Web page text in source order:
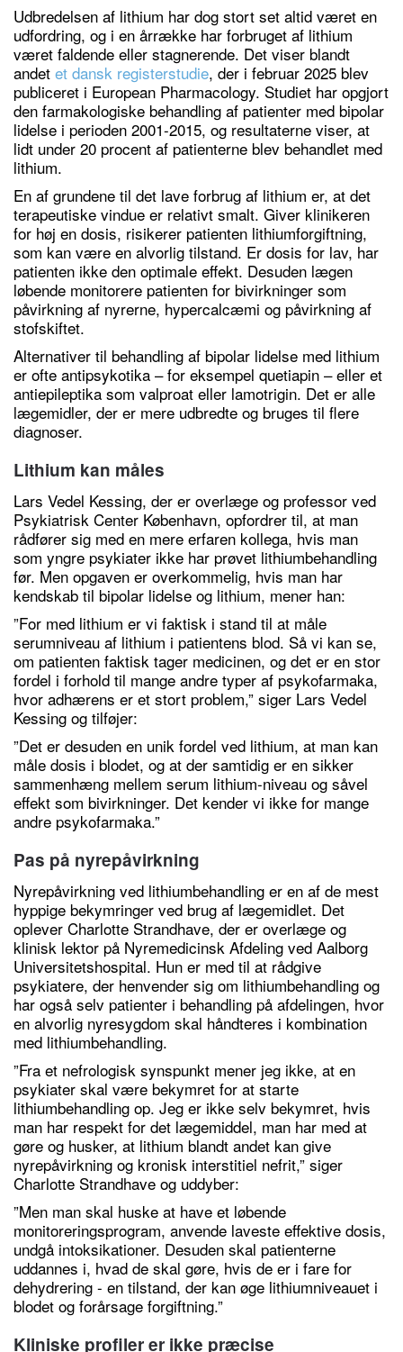
Udbredelsen af lithium har dog stort set altid været en
udfordring, og i en årrække har forbruget af lithium
været faldende eller stagnerende. Det viser blandt
andet et dansk registerstudie, der i februar 2025 blev
publiceret i European Pharmacology. Studiet har opgjort
den farmakologiske behandling af patienter med bipolar
lidelse i perioden 2001-2015, og resultaterne viser, at
lidt under 20 procent af patienterne blev behandlet med
lithium.
En af grundene til det lave forbrug af lithium er, at det
terapeutiske vindue er relativt smalt. Giver klinikeren
for høj en dosis, risikerer patienten lithiumforgiftning,
som kan være en alvorlig tilstand. Er dosis for lav, har
patienten ikke den optimale effekt. Desuden lægen
løbende monitorere patienten for bivirkninger som
påvirkning af nyrerne, hypercalcæmi og påvirkning af
stofskiftet.
Alternativer til behandling af bipolar lidelse med lithium
er ofte antipsykotika – for eksempel quetiapin – eller et
antiepileptika som valproat eller lamotrigin. Det er alle
lægemidler, der er mere udbredte og bruges til flere
diagnoser.
Lithium kan måles
Lars Vedel Kessing, der er overlæge og professor ved
Psykiatrisk Center København, opfordrer til, at man
rådfører sig med en mere erfaren kollega, hvis man
som yngre psykiater ikke har prøvet lithiumbehandling
før. Men opgaven er overkommelig, hvis man har
kendskab til bipolar lidelse og lithium, mener han:
”For med lithium er vi faktisk i stand til at måle
serumniveau af lithium i patientens blod. Så vi kan se,
om patienten faktisk tager medicinen, og det er en stor
fordel i forhold til mange andre typer af psykofarmaka,
hvor adhærens er et stort problem,” siger Lars Vedel
Kessing og tilføjer:
”Det er desuden en unik fordel ved lithium, at man kan
måle dosis i blodet, og at der samtidig er en sikker
sammenhæng mellem serum lithium-niveau og såvel
effekt som bivirkninger. Det kender vi ikke for mange
andre psykofarmaka.”
Pas på nyrepåvirkning
Nyrepåvirkning ved lithiumbehandling er en af de mest
hyppige bekymringer ved brug af lægemidlet. Det
oplever Charlotte Strandhave, der er overlæge og
klinisk lektor på Nyremedicinsk Afdeling ved Aalborg
Universitetshospital. Hun er med til at rådgive
psykiatere, der henvender sig om lithiumbehandling og
har også selv patienter i behandling på afdelingen, hvor
en alvorlig nyresygdom skal håndteres i kombination
med lithiumbehandling.
”Fra et nefrologisk synspunkt mener jeg ikke, at en
psykiater skal være bekymret for at starte
lithiumbehandling op. Jeg er ikke selv bekymret, hvis
man har respekt for det lægemiddel, man har med at
gøre og husker, at lithium blandt andet kan give
nyrepåvirkning og kronisk interstitiel nefrit,” siger
Charlotte Strandhave og uddyber:
”Men man skal huske at have et løbende
monitoreringsprogram, anvende laveste effektive dosis,
undgå intoksikationer. Desuden skal patienterne
uddannes i, hvad de skal gøre, hvis de er i fare for
dehydrering - en tilstand, der kan øge lithiumniveauet i
blodet og forårsage forgiftning.”
Kliniske profiler er ikke præcise